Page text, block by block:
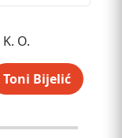
K. O.
Toni Bijelić